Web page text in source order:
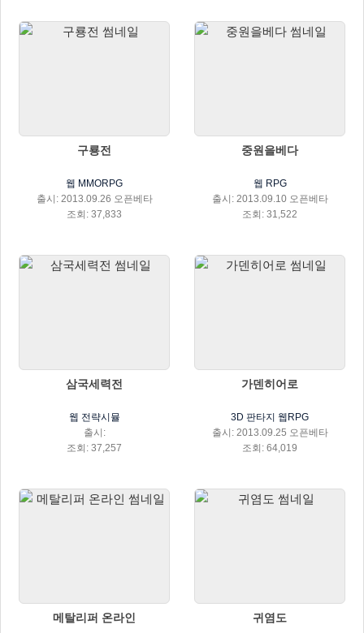
구룡전
웹 MMORPG
출시: 2013.09.26 오픈베타
조회: 37,833
중원을베다
웹 RPG
출시: 2013.09.10 오픈베타
조회: 31,522
삼국세력전
웹 전략시뮬
출시:
조회: 37,257
가덴히어로
3D 판타지 웹RPG
출시: 2013.09.25 오픈베타
조회: 64,019
메탈리퍼 온라인 귀염도